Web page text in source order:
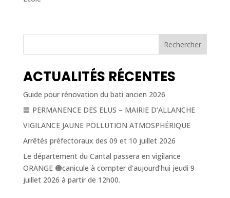
Rechercher
ACTUALITÉS RÉCENTES
Guide pour rénovation du bati ancien 2026
🟦 PERMANENCE DES ELUS – MAIRIE D’ALLANCHE
VIGILANCE JAUNE POLLUTION ATMOSPHÉRIQUE
Arrêtés préfectoraux des 09 et 10 juillet 2026
Le département du Cantal passera en vigilance
ORANGE 🟠canicule à compter d’aujourd’hui jeudi 9
juillet 2026 à partir de 12h00.